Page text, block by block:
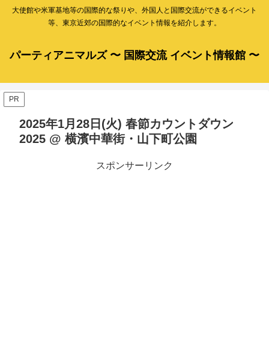
大使館や米軍基地等の国際的な祭りや、外国人と国際交流ができるイベント
等、東京近郊の国際的なイベント情報を紹介します。
パーティアニマルズ 〜 国際交流 イベント情報館 〜
PR
2025年1月28日(火) 春節カウントダウン
2025 @ 横濱中華街・山下町公園
スポンサーリンク